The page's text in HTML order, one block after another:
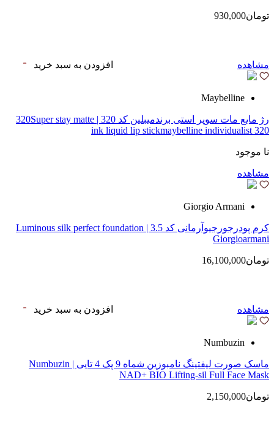
تومان930,000
مشاهده افزودن به سبد خرید
Maybelline
رژ مایع مات سوپر استی‌ برندمیبلین کد 320 | 320Super stay matte
ink liquid lip stickmaybelline individualist 320
نا موجود
مشاهده
Giorgio Armani
کرم پودرجورجیوآرمانی کد 3.5 | Luminous silk perfect foundation
Giorgioarmani
تومان16,100,000
مشاهده افزودن به سبد خرید
Numbuzin
ماسک صورت لیفتینگ نامبوزین شماه 9 پک 4 تایی | Numbuzin
NAD+ BIO Lifting-sil Full Face Mask
تومان2,150,000